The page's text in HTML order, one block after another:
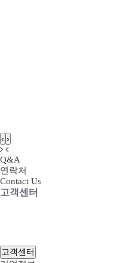
‹ ›
Q&A
연락처
Contact Us
고객센터
고객센터